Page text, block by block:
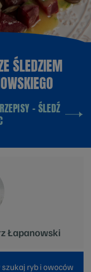
ŚLEDZIEM
- ŚLEDŹ
Łapanowski
ryb i owoców